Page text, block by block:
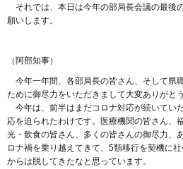
それでは、本日は今年の部局長会議の最後
願いします。
（阿部知事）
今年一年間、各部局長の皆さん、そして県
ために御尽力をいただきまして大変ありがと
今年は、前半はまだコロナ対応が続いてい
応を迫られたわけです。医療機関の皆さん、
光・飲食の皆さん、多くの皆さんの御尽力、
ロナ禍を乗り越えてきて、5類移行を契機に
からは脱してきたなと思っています。